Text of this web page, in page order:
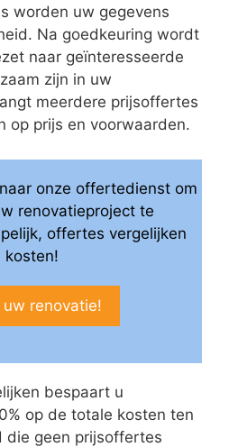
worden uw gegevens
Na goedkeuring wordt
naar geïnteresseerde
zijn in uw
meerdere prijsoffertes
op prijs en voorwaarden.
onze offertedienst om
renovatieproject te
offertes vergelijken
kosten!
renovatie!
bespaart u
op de totale kosten ten
die geen prijsoffertes